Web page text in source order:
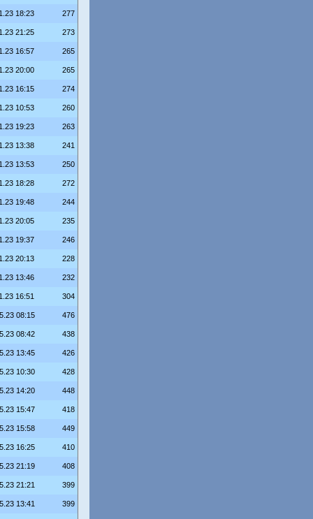
18:23 277
21:25 273
16:57 265
20:00 265
16:15 274
10:53 260
19:23 263
13:38 241
13:53 250
18:28 272
19:48 244
20:05 235
19:37 246
20:13 228
13:46 232
16:51 304
08:15 476
08:42 438
13:45 426
10:30 428
14:20 448
15:47 418
15:58 449
16:25 410
21:19 408
21:21 399
13:41 399